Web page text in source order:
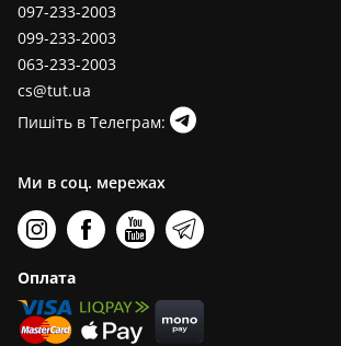
097-233-2003
099-233-2003
063-233-2003
cs@tut.ua
Пишіть в Телеграм:
Ми в соц. мережах
Оплата